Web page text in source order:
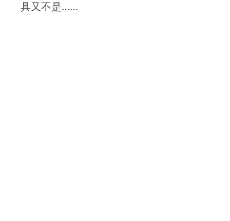
具又不是……